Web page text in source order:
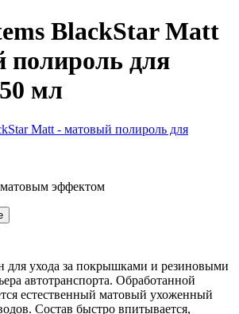
BlackStar Matt
полироль для
мл
эффектом
для ухода за покрышками и резиновыми
автотранспорта. Обработанной
естественный матовый ухоженный
Состав быстро впитывается,